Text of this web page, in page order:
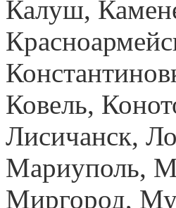
Калуш,
Ковель,
Лисичанск,
Мариуполь,
Миргород,